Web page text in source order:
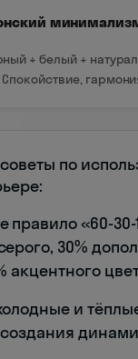
+ белый +
по
правило «60-30-
30%
акцентного
и